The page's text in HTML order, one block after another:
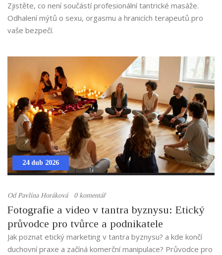
Zjistěte, co není součástí profesionální tantrické masáže.
Odhalení mýtů o sexu, orgasmu a hranicích terapeutů pro
vaše bezpečí.
24 dub 2026
OdPavlína Horáková 0 komentář
Fotografie a video v tantra byznysu: Etický
průvodce pro tvůrce a podnikatele
Jak poznat etický marketing v tantra byznysu? a kde končí
duchovní praxe a začíná komerční manipulace? Průvodce pro